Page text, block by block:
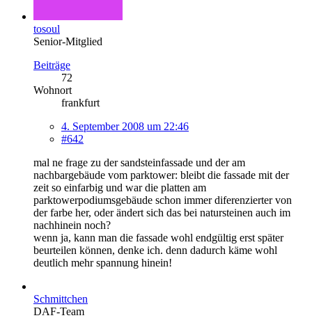
tosoul
Senior-Mitglied
Beiträge
72
Wohnort
frankfurt
4. September 2008 um 22:46
#642
mal ne frage zu der sandsteinfassade und der am
nachbargebäude vom parktower: bleibt die fassade mit der
zeit so einfarbig und war die platten am
parktowerpodiumsgebäude schon immer diferenzierter von
der farbe her, oder ändert sich das bei natursteinen auch im
nachhinein noch?
wenn ja, kann man die fassade wohl endgültig erst später
beurteilen können, denke ich. denn dadurch käme wohl
deutlich mehr spannung hinein!
Schmittchen
DAF-Team